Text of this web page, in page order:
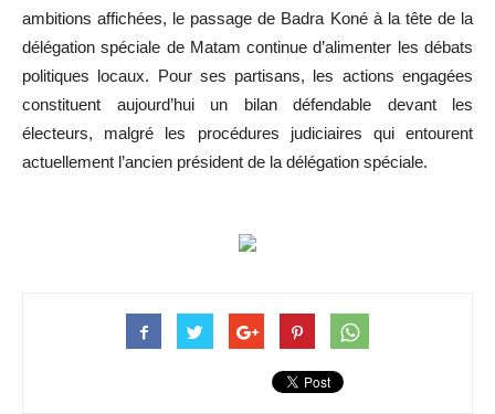
ambitions affichées, le passage de Badra Koné à la tête de la
délégation spéciale de Matam continue d’alimenter les débats
politiques locaux. Pour ses partisans, les actions engagées
constituent aujourd’hui un bilan défendable devant les
électeurs, malgré les procédures judiciaires qui entourent
actuellement l’ancien président de la délégation spéciale.